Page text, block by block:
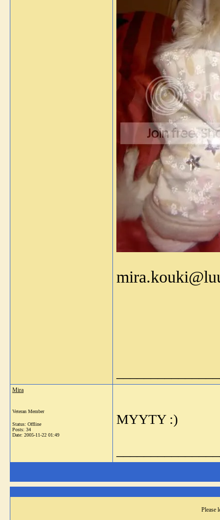
Mira
Veteran Member
Status: Offline
Posts: 34
Date: 2005-11-22 01:49
MYYTY :)
Please